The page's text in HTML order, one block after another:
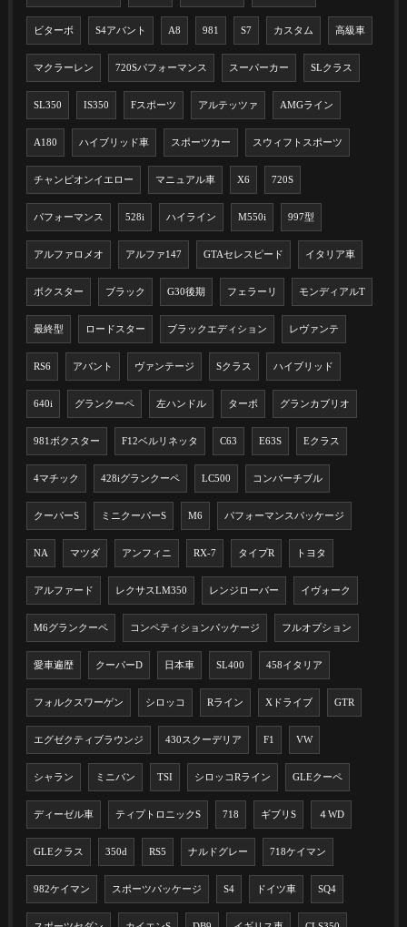
ビターボ S4アバント A8 981 S7 カスタム 高級車
マクラーレン 720Sパフォーマンス スーパーカー SLクラス
SL350 IS350 Fスポーツ アルテッツァ AMGライン
A180 ハイブリッド車 スポーツカー スウィフトスポーツ
チャンピオンイエロー マニュアル車 X6 720S
パフォーマンス 528i ハイライン M550i 997型
アルファロメオ アルファ147 GTAセレスピード イタリア車
ボクスター ブラック G30後期 フェラーリ モンディアルT
最終型 ロードスター ブラックエディション レヴァンテ
RS6 アバント ヴァンテージ Sクラス ハイブリッド
640i グランクーペ 左ハンドル ターボ グランカブリオ
981ボクスター F12ベルリネッタ C63 E63S Eクラス
4マチック 428iグランクーペ LC500 コンバーチブル
クーパーS ミニクーパーS M6 パフォーマンスパッケージ
NA マツダ アンフィニ RX-7 タイプR トヨタ
アルファード レクサスLM350 レンジローバー イヴォーク
M6グランクーペ コンペティションパッケージ フルオプション
愛車遍歴 クーパーD 日本車 SL400 458イタリア
フォルクスワーゲン シロッコ Rライン Xドライブ GTR
エグゼクティブラウンジ 430スクーデリア F1 VW
シャラン ミニバン TSI シロッコRライン GLEクーペ
ディーゼル車 ティプトロニックS 718 ギブリS ４WD
GLEクラス 350d RS5 ナルドグレー 718ケイマン
982ケイマン スポーツパッケージ S4 ドイツ車 SQ4